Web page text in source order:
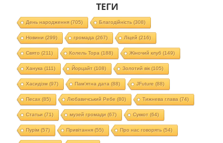
ТЕГИ
День народження(705) Благодійність (308)
Новини (299) громада (267) Ліцей (216)
Свято (211) Колель Тора (188) Жіночий клуб (149)
Ханука (111) Йорцайт (108) Золотий вік(105)
Хасидізм (97) Пам'ятна дата (88) JFuture (88)
Песах(85) Любавичський Ребе (80) Тижнева глава (74)
Статьи (71) музей громади (67) Суккот (64)
Пурім (57) Привітання(55) Про нас говорять (54)